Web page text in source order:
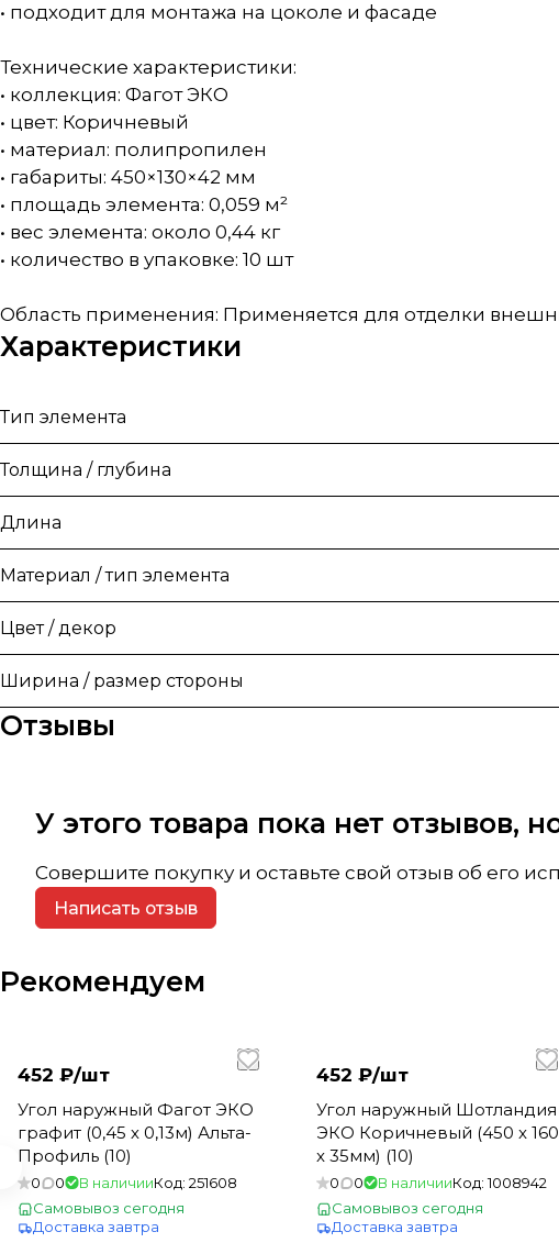
• подходит для монтажа на цоколе и фасаде
Технические характеристики:
• коллекция: Фагот ЭКО
• цвет: Коричневый
• материал: полипропилен
• габариты: 450×130×42 мм
• площадь элемента: 0,059 м²
• вес элемента: около 0,44 кг
• количество в упаковке: 10 шт
Область применения: Применяется для отделки
Характеристики
Тип элемента
Толщина / глубина
Длина
Материал / тип элемента
Цвет / декор
Ширина / размер стороны
Отзывы
У этого товара пока нет отзывов,
Совершите покупку и оставьте свой отзыв об его
Написать отзыв
Рекомендуем
452 ₽/шт
Угол наружный Фагот ЭКО
графит (0,45 х 0,13м) Альта-
Профиль (10)
0 0 В наличииКод: 251608
Самовывоз сегодня
Доставка завтра
452 ₽/шт
Угол наружный Шотландия
ЭКО Коричневый (450 x 160
x 35мм) (10)
0 0 В наличииКод:1008942
Самовывоз сегодня
Доставка завтра